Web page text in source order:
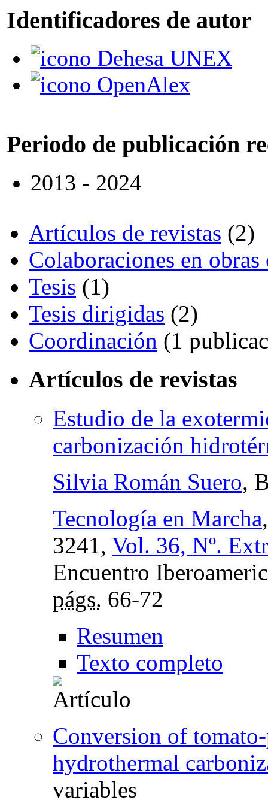
Identificadores de autor
Dehesa UNEX
OpenAlex
Periodo de publicación
2013 - 2024
Artículos de revistas (2)
Colaboraciones en
Tesis (1)
Tesis dirigidas (2)
Coordinación (1
Artículos de revistas
Estudio de la
carbonización
Silvia Román Suero,
Tecnología en Marcha
3241, Vol. 36, Nº.
Encuentro
págs. 66-72
Resumen
Texto completo
Conversion of
hydrothermal
variables